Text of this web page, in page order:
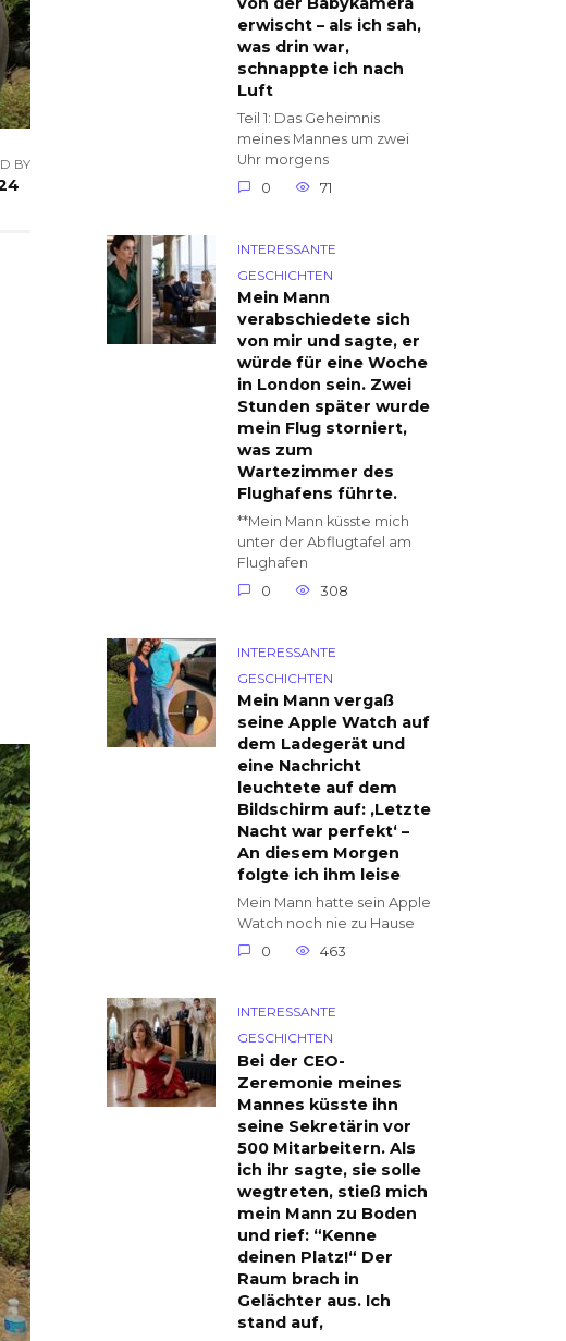
BY
erwischt – als ich sah,
was drin war,
schnappte ich nach
Luft
Teil 1: Das Geheimnis
meines Mannes um zwei
Uhr morgens
0
71
INTERESSANTE
GESCHICHTEN
Mein Mann
verabschiedete sich
von mir und sagte, er
würde für eine Woche
in London sein. Zwei
Stunden später wurde
mein Flug storniert,
was zum
Wartezimmer des
Flughafens führte.
**Mein Mann küsste mich
unter der Abflugtafel am
Flughafen
0
308
INTERESSANTE
GESCHICHTEN
Mein Mann vergaß
seine Apple Watch auf
dem Ladegerät und
eine Nachricht
leuchtete auf dem
Bildschirm auf: ‚Letzte
Nacht war perfekt‘ –
An diesem Morgen
folgte ich ihm leise
Mein Mann hatte sein Apple
Watch noch nie zu Hause
0
463
INTERESSANTE
GESCHICHTEN
Bei der CEO-
Zeremonie meines
Mannes küsste ihn
seine Sekretärin vor
500 Mitarbeitern. Als
ich ihr sagte, sie solle
wegtreten, stieß mich
mein Mann zu Boden
und rief: “Kenne
deinen Platz!“ Der
Raum brach in
Gelächter aus. Ich
stand auf,